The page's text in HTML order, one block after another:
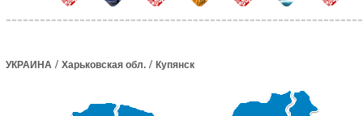
УКРАИНА / Харьковская обл. / Купянск